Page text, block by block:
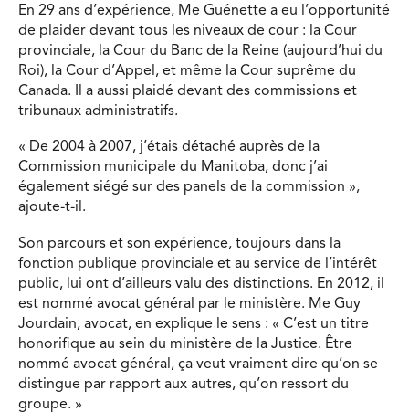
En 29 ans d’expérience, Me Guénette a eu l’opportunité
de plaider devant tous les niveaux de cour : la Cour
provinciale, la Cour du Banc de la Reine (aujourd’hui du
Roi), la Cour d’Appel, et même la Cour suprême du
Canada. Il a aussi plaidé devant des commissions et
tribunaux administratifs.
« De 2004 à 2007, j’étais détaché auprès de la
Commission municipale du Manitoba, donc j’ai
également siégé sur des panels de la commission »,
ajoute-t-il.
Son parcours et son expérience, toujours dans la
fonction publique provinciale et au service de l’intérêt
public, lui ont d’ailleurs valu des distinctions. En 2012, il
est nommé avocat général par le ministère. Me Guy
Jourdain, avocat, en explique le sens : « C’est un titre
honorifique au sein du ministère de la Justice. Être
nommé avocat général, ça veut vraiment dire qu’on se
distingue par rapport aux autres, qu’on ressort du
groupe. »